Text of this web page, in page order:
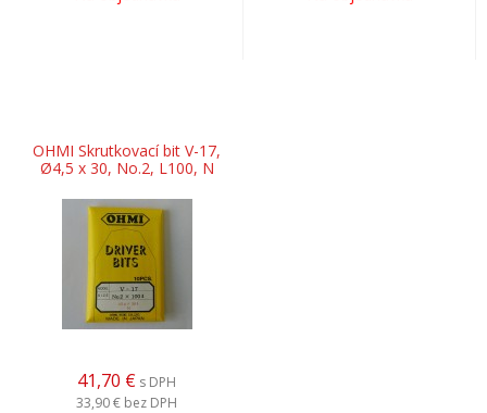
OHMI Skrutkovací bit V-17,
Ø4,5 x 30, No.2, L100, N
41,70 € s DPH
33,90 € bez DPH